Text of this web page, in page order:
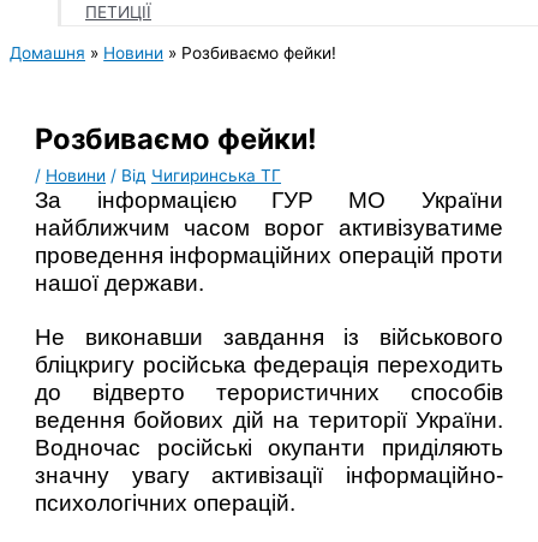
ПЕТИЦІЇ
Домашня Новини Розбиваємо фейки!
Розбиваємо фейки!
/ Новини / Від Чигиринська ТГ
За інформацією ГУР МО України
найближчим часом ворог активізуватиме
проведення інформаційних операцій проти
нашої держави.
Не виконавши завдання із військового
бліцкригу російська федерація переходить
до відверто терористичних способів
ведення бойових дій на території України.
Водночас російські окупанти приділяють
значну увагу активізації інформаційно-
психологічних операцій.